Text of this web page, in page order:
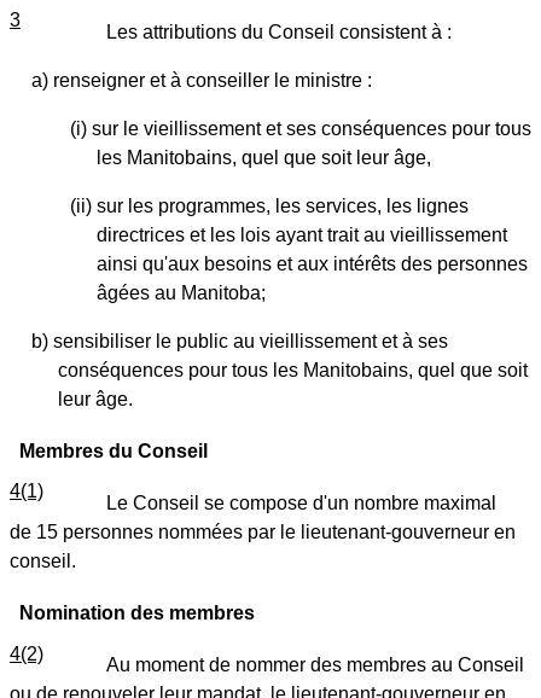
3
Les attributions du Conseil consistent à :
a) renseigner et à conseiller le ministre :
(i) sur le vieillissement et ses conséquences pour tous
les Manitobains, quel que soit leur âge,
(ii) sur les programmes, les services, les lignes
directrices et les lois ayant trait au vieillissement
ainsi qu'aux besoins et aux intérêts des personnes
âgées au Manitoba;
b) sensibiliser le public au vieillissement et à ses
conséquences pour tous les Manitobains, quel que soit
leur âge.
Membres du Conseil
4(1)
Le Conseil se compose d'un nombre maximal
de 15 personnes nommées par le lieutenant-gouverneur en
conseil.
Nomination des membres
4(2)
Au moment de nommer des membres au Conseil